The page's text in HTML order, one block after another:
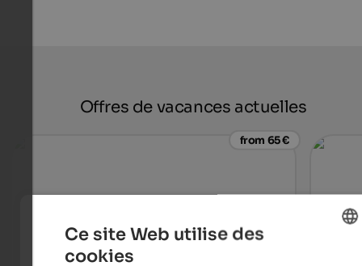
Offres de vacances actuelles
from 65 €
Ce site Web utilise des
cookies